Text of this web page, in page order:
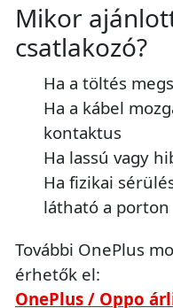
Mikor
csatlakozó?
Ha a töltés
Ha a kábel
kontaktus
Ha lassú vagy
Ha fizikai
látható a porton
További OnePlus
érhetők el:
OnePlus / Oppo